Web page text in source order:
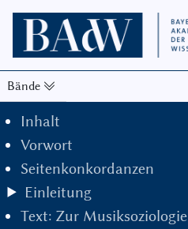
Bände
Inhalt
Vorwort
Seitenkonkordanzen
Einleitung
Text: Zur Musiksoziologie